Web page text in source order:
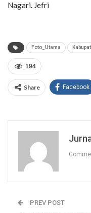
Nagari. Jefri
Foto_Utama
194
Share Facebook
PREV POST